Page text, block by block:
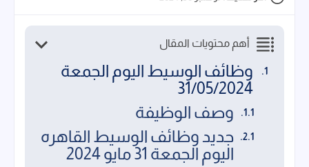
أهم محتويات المقال
وظائف الوسيط اليوم الجمعة
31/05/2024
وصف الوظيفة
جديد وظائف الوسيط القاهره
اليوم الجمعة 31 مايو 2024